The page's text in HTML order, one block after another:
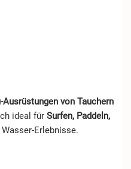
Ausrüstungen von Tauchern
ideal für Surfen, Paddeln,
Erlebnisse.